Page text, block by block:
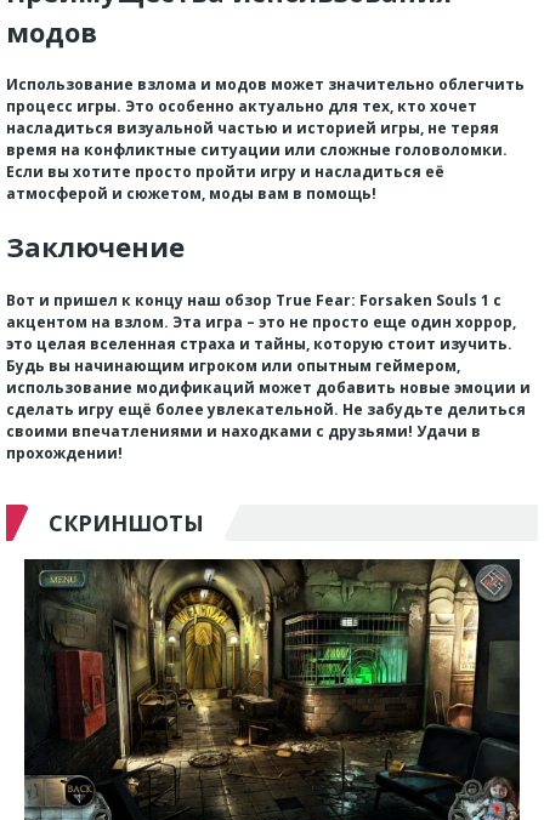
модов
Использование взлома и модов может значительно облегчить
процесс игры. Это особенно актуально для тех, кто хочет
насладиться визуальной частью и историей игры, не теряя
время на конфликтные ситуации или сложные головоломки.
Если вы хотите просто пройти игру и насладиться её
атмосферой и сюжетом, моды вам в помощь!
Заключение
Вот и пришел к концу наш обзор True Fear: Forsaken Souls 1 с
акцентом на взлом. Эта игра – это не просто еще один хоррор,
это целая вселенная страха и тайны, которую стоит изучить.
Будь вы начинающим игроком или опытным геймером,
использование модификаций может добавить новые эмоции и
сделать игру ещё более увлекательной. Не забудьте делиться
своими впечатлениями и находками с друзьями! Удачи в
прохождении!
СКРИНШОТЫ